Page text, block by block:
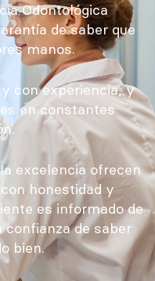
Odontológica
de saber que
manos.
con experiencia, y
en constantes
excelencia ofrecen
honestidad y
es informado de
de saber
bien.